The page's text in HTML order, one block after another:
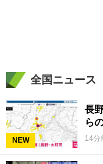
全国ニュース
NEW
長
ら
14分